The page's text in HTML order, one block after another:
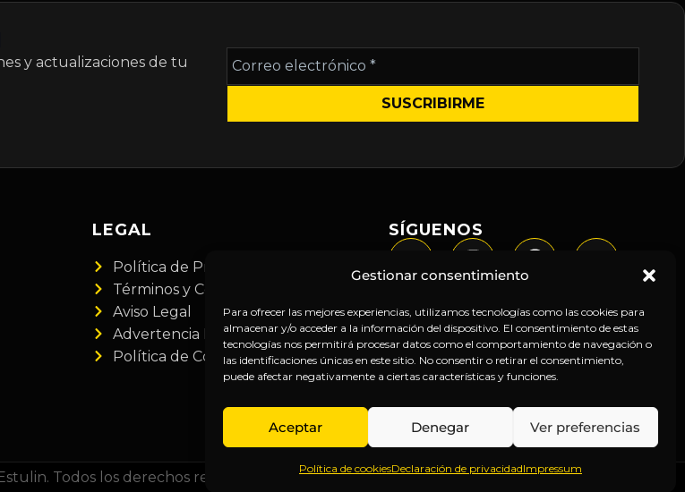
Gestionar consentimiento
Para ofrecer las mejores experiencias, utilizamos tecnologías como las cookies para
almacenar y/o acceder a la información del dispositivo. El consentimiento de estas
tecnologías nos permitirá procesar datos como el comportamiento de navegación o
las identificaciones únicas en este sitio. No consentir o retirar el consentimiento,
puede afectar negativamente a ciertas características y funciones.
Aceptar Denegar Ver preferencias
Política de cookiesDeclaración de privacidadImpressum
y actualizaciones de tu
Correo
electrónico
*
LEGAL
Política de Privacidad
Términos y Condiciones
Aviso Legal
Advertencia Financiera
Política de Cookies
SÍGUENOS
Todos los derechos reservados.